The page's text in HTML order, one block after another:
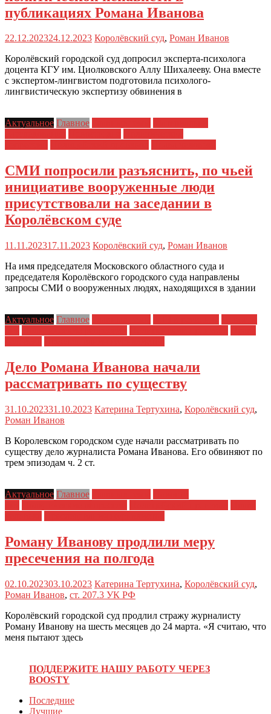
публикациях Романа Иванова
22.12.202324.12.2023 Королёвский суд, Роман Иванов
Королёвский городской суд допросил эксперта-психолога
доцента КГУ им. Циолковского Аллу Шихалееву. Она вместе
с экспертом-лингвистом подготовила психолого-
лингвистическую экспертизу обвинения в
Актуальное Главное
СМИ попросили разъяснить, по чьей
инициативе вооруженные люди
присутствовали на заседании в
Королёвском суде
11.11.202317.11.2023 Королёвский суд, Роман Иванов
На имя председателя Московского областного суда и
председателя Королёвского городского суда направлены
запросы СМИ о вооруженных людях, находящихся в здании
Актуальное Главное
Дело Романа Иванова начали
рассматривать по существу
31.10.202331.10.2023 Катерина Тертухина, Королёвский суд,
Роман Иванов
В Королевском городском суде начали рассматривать по
существу дело журналиста Романа Иванова. Его обвиняют по
трем эпизодам ч. 2 ст.
Актуальное Главное
Роману Иванову продлили меру
пресечения на полгода
02.10.202303.10.2023 Катерина Тертухина, Королёвский суд,
Роман Иванов, ст. 207.3 УК РФ
Королёвский городской суд продлил стражу журналисту
Роману Иванову на шесть месяцев до 24 марта. «Я считаю, что
меня пытают здесь
ПОДДЕРЖИТЕ НАШУ РАБОТУ ЧЕРЕЗ
BOOSTY
Последние
Лучшие